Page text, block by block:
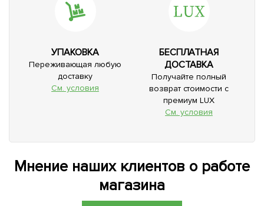
УПАКОВКА
Переживающая любую
доставку
См. условия
БЕСПЛАТНАЯ
ДОСТАВКА
Получайте полный
возврат стоимости с
премиум LUX
См. условия
Мнение наших клиентов о работе
магазина